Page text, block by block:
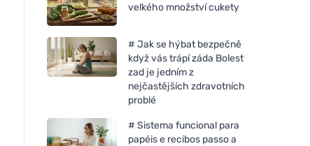
velkého množství cukety
# Jak se hýbat bezpečně
když vás trápí záda Bolest
zad je jedním z
nejčastějších zdravotních
problé
# Sistema funcional para
papéis e recibos passo a